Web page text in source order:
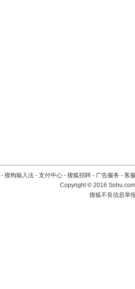
- 搜狗输入法 - 支付中心 - 搜狐招聘 - 广告服务 - 客
Copyright©2016
搜狐不良信息举